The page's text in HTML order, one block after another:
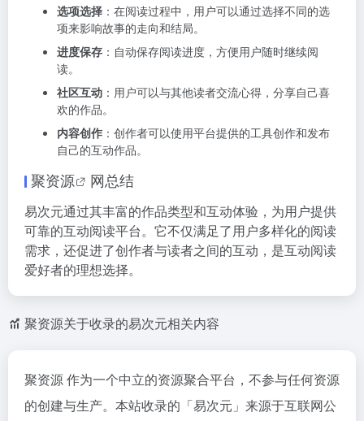
选项选择 ：在阅读过程中，用户可以通过选择不同的选
项来影响故事的走向和结局。
进度保存 ：自动保存阅读进度，方便用户随时继续阅
读。
社区互动 ：用户可以与其他读者交流心得，分享自己喜
欢的作品。
内容创作 ：创作者可以使用平台提供的工具创作和发布
自己的互动作品。
聚资源 网总结
易次元通过其丰富的作品类型和互动体验，为用户提供
可靠的互动阅读平台。它不仅满足了用户多样化的阅读
需求，还促进了创作者与读者之间的互动，是互动阅读
爱好者的理想选择。
聚资源关于收录的易次元相关内容
聚资源 作为一个中立的资源聚合平台，不参与任何资源
的创建与生产。本站收录的「易次元」来源于互联网公